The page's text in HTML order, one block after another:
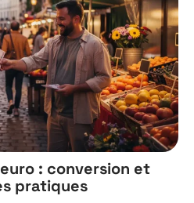
: conversion et
pratiques